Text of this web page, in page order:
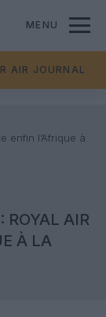
MENU
AIR JOURNAL
enfin l’Afrique à
ROYAL AIR
À LA